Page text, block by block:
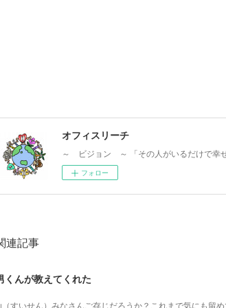
オフィスリーチ
～ ビジョン ～ 「その人がいるだけで幸
フォロー
連記事
くんが教えてくれた
（すいせん）みなさんご存じだろうか？これまで気にも留